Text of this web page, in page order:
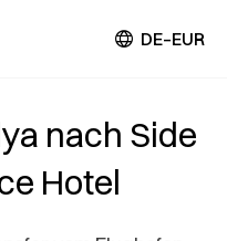
DE–EUR
nach Side
Hotel